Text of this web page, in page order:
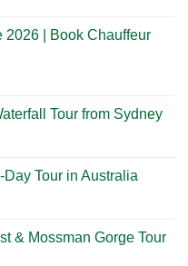
2026 | Book Chauffeur
Tour from Sydney
Tour in Australia
& Mossman Gorge Tour